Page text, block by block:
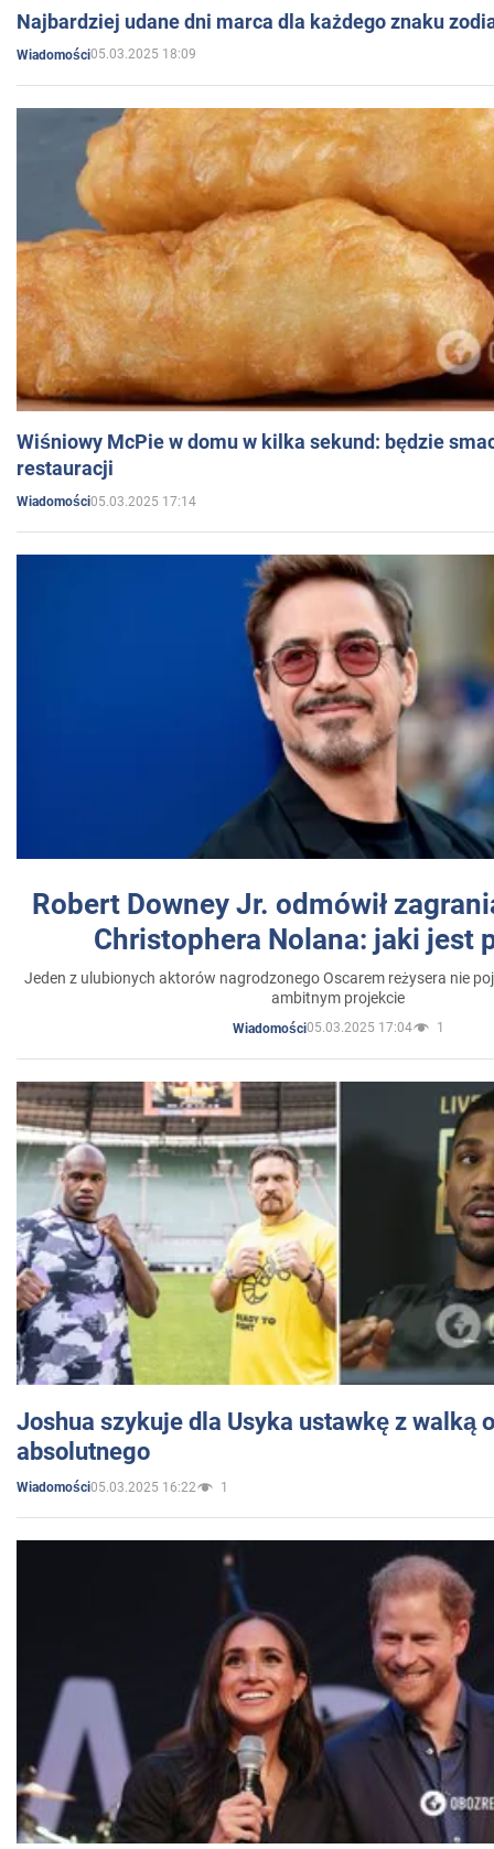
Najbardziej udane dni marca dla każdego znaku
Wiadomości05.03.2025 18:09
Wiśniowy McPie w domu w kilka sekund: będzie
restauracji
Wiadomości05.03.2025 17:14
Robert Downey Jr. odmówił
Christophera Nolana: jaki jest
Jeden z ulubionych aktorów nagrodzonego Oscarem reżysera nie
ambitnym projekcie
Wiadomości05.03.2025 17:04 1
Joshua szykuje dla Usyka ustawkę z walką
absolutnego
Wiadomości05.03.2025 16:22 1